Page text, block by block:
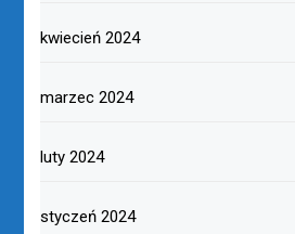
kwiecień 2024
marzec 2024
luty 2024
styczeń 2024